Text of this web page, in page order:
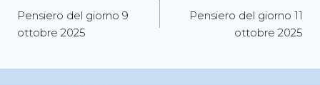
Pensiero del giorno 9
ottobre 2025
Pensiero del giorno 11
ottobre 2025